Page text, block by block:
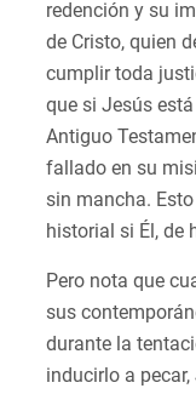
redención y su
de Cristo, quien
cumplir toda
que si Jesús
Antiguo
fallado en su
sin mancha.
historial si Él, de
Pero nota que
sus
durante la
inducirlo a